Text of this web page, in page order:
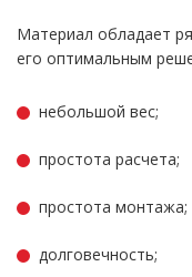
Материал обладает
его оптимальным
небольшой вес;
простота расчета;
простота монтажа;
долговечность;